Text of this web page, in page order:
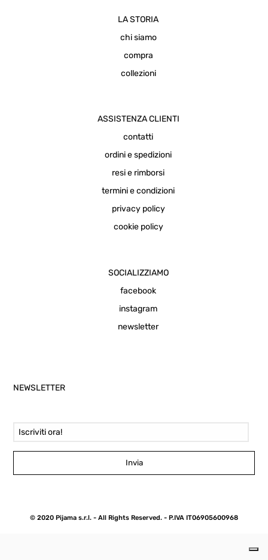
LA STORIA
chi siamo
compra
collezioni
ASSISTENZA CLIENTI
contatti
ordini e spedizioni
resi e rimborsi
termini e condizioni
privacy policy
cookie policy
SOCIALIZZIAMO
facebook
instagram
newsletter
NEWSLETTER
Invia
© 2020 Pijama s.r.l. - All Rights Reserved. - P.IVA IT06905600968